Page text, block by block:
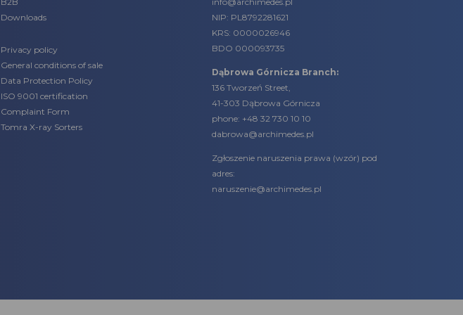
Downloads
Privacy policy
General conditions of sale
Data Protection Policy
ISO 9001 certification
Complaint Form
Tomra X-ray Sorters
NIP: PL8792281621
KRS: 0000026946
BDO 000093735
Dąbrowa Górnicza Branch:
136 Tworzeń Street,
41-303 Dąbrowa Górnicza
phone: +48 32 730 10 10
dabrowa@archimedes.pl
Zgłoszenie naruszenia prawa (wzór) pod
adres:
naruszenie@archimedes.pl